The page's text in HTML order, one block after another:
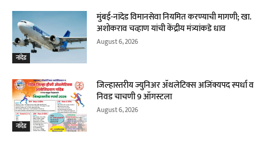
नांदेड
मुंबई-नांदेड विमानसेवा नियमित करण्याची मागणी; खा.
अशोकराव चव्हाण यांची केंद्रीय मंत्र्यांकडे धाव
August 6, 2026
नांदेड
जिल्हास्तरीय ज्युनिअर ॲथलेटिक्स अजिंक्यपद स्पर्धा व
निवड चाचणी 9 ऑगस्टला
August 6, 2026